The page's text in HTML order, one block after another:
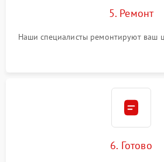
5. Ремонт
Наши специалисты ремонтируют ваш
6. Готово